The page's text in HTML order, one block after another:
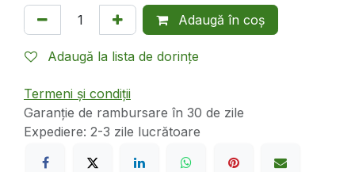
Adaugă în coș
Adaugă la lista de dorințe
Termeni și condiții
Garanție de rambursare în 30 de zile
Expediere: 2-3 zile lucrătoare